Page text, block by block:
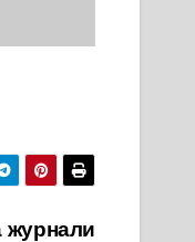
журнали